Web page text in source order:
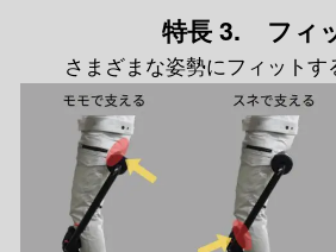
特長 3. フィ
さまざまな姿勢にフィット